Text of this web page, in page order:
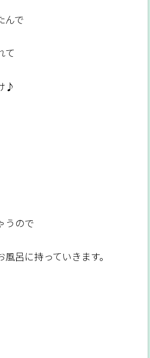
んで
て
♪
うので
呂に持っていきます。